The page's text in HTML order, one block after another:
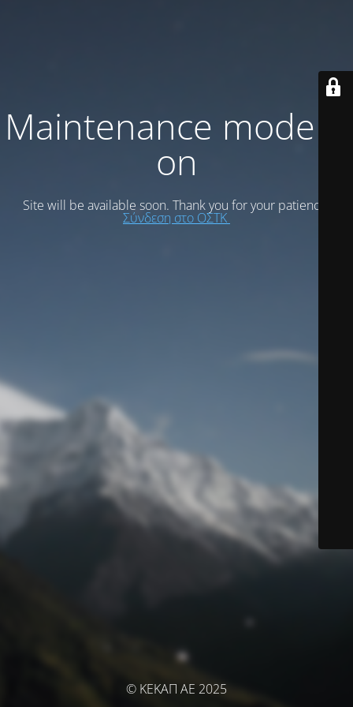
Maintenance mode is
on
Site will be available soon. Thank you for your patience!
Σύνδεση στο ΟΣΤΚ
© ΚΕΚΑΠ ΑΕ 2025